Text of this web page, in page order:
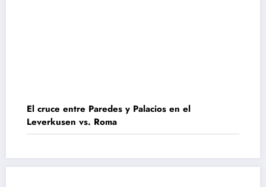
El cruce entre Paredes y Palacios en el
Leverkusen vs. Roma